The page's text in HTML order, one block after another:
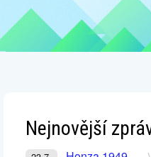
Nejnovější